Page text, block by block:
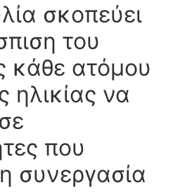
σκοπεύει
του
κάθε ατόμου
ηλικίας να
που
συνεργασία